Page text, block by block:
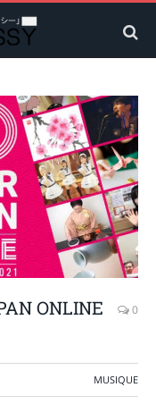
ONLINE
0
MUSIQUE